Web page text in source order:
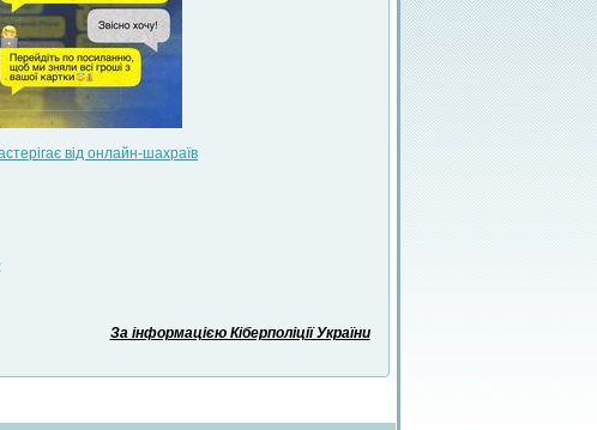
від онлайн-шахраїв
За інформацією Кіберполіції України